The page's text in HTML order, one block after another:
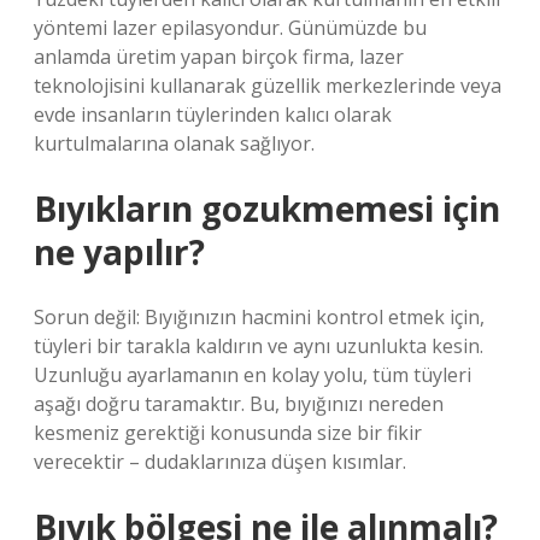
yöntemi lazer epilasyondur. Günümüzde bu
anlamda üretim yapan birçok firma, lazer
teknolojisini kullanarak güzellik merkezlerinde veya
evde insanların tüylerinden kalıcı olarak
kurtulmalarına olanak sağlıyor.
Bıyıkların gozukmemesi için
ne yapılır?
Sorun değil: Bıyığınızın hacmini kontrol etmek için,
tüyleri bir tarakla kaldırın ve aynı uzunlukta kesin.
Uzunluğu ayarlamanın en kolay yolu, tüm tüyleri
aşağı doğru taramaktır. Bu, bıyığınızı nereden
kesmeniz gerektiği konusunda size bir fikir
verecektir – dudaklarınıza düşen kısımlar.
Bıyık bölgesi ne ile alınmalı?